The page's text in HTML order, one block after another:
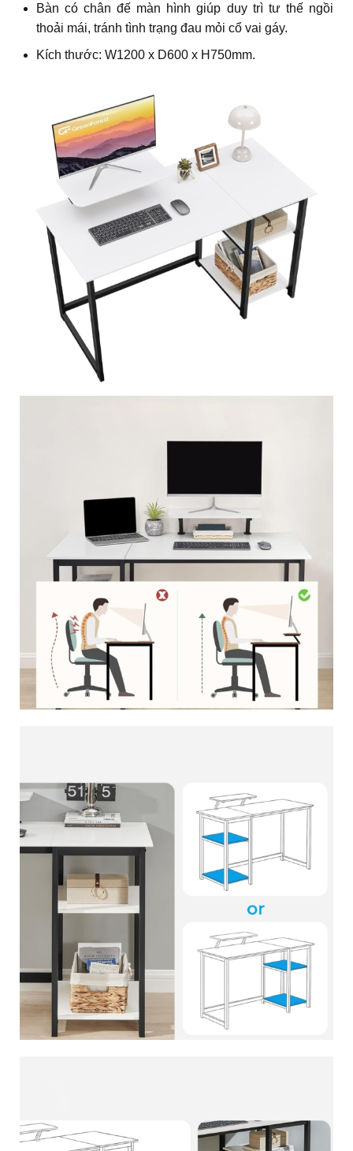
Bàn có chân đế màn hình giúp duy trì tư thế ngồi
thoải mái, tránh tình trạng đau mỏi cổ vai gáy.
Kích thước: W1200 x D600 x H750mm.